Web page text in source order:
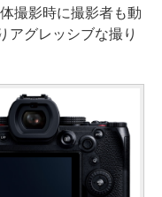
撮影時に撮影者も動
アグレッシブな撮り